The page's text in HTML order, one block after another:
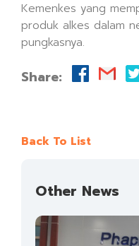
Kemenkes yang
produk alkes dalam
pungkasnya.
Share:
Back To List
Other News